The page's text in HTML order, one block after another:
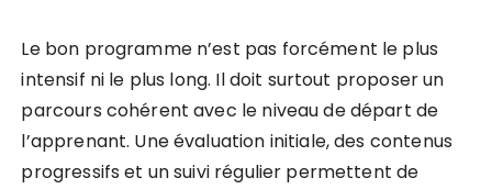
Le bon programme n’est pas forcément le plus
intensif ni le plus long. Il doit surtout proposer un
parcours cohérent avec le niveau de départ de
l’apprenant. Une évaluation initiale, des contenus
progressifs et un suivi régulier permettent de